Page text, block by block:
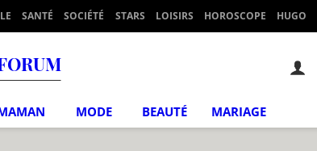
SANTÉ SOCIÉTÉ STARS LOISIRS HOROSCOPE HUGO
MODE BEAUTÉ MARIAGE